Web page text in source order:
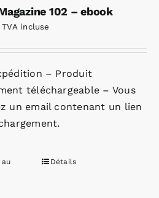
102 – ebook
TVA incluse
– Produit
téléchargeable – Vous
un email contenant un lien
Détails